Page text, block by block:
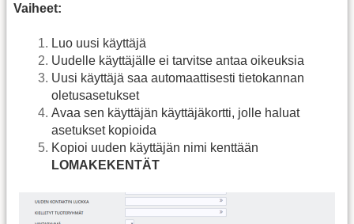
Vaiheet:
Luo uusi käyttäjä
Uudelle käyttäjälle ei tarvitse antaa oikeuksia
Uusi käyttäjä saa automaattisesti tietokannan
oletusasetukset
Avaa sen käyttäjän käyttäjäkortti, jolle haluat
asetukset kopioida
Kopioi uuden käyttäjän nimi kenttään
LOMAKEKENTÄT